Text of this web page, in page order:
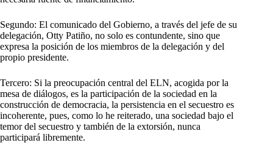
Segundo: El comunicado del Gobierno, a través del jefe de su
delegación, Otty Patiño, no solo es contundente, sino que
expresa la posición de los miembros de la delegación y del
propio presidente.
Tercero: Si la preocupación central del ELN, acogida por la
mesa de diálogos, es la participación de la sociedad en la
construcción de democracia, la persistencia en el secuestro es
incoherente, pues, como lo he reiterado, una sociedad bajo el
temor del secuestro y también de la extorsión, nunca
participará libremente.